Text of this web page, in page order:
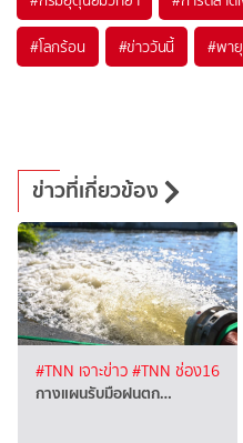
#โลกร้อน #ข่าววันนี้ #พายุ
ข่าวที่เกี่ยวข้อง
#TNN เจาะข่าว#TNN ช่อง16
กางแผน​รับมือฝนตก…